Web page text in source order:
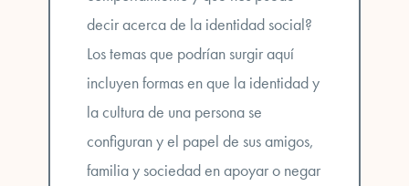
decir acerca de la identidad social?
Los temas que podrían surgir aquí
incluyen formas en que la identidad y
la cultura de una persona se
configuran yel papel de sus amigos,
familia y sociedad en apoyar o negar